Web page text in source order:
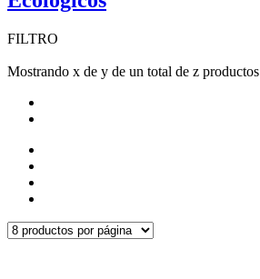
FILTRO
Mostrando x de y de un total de z productos